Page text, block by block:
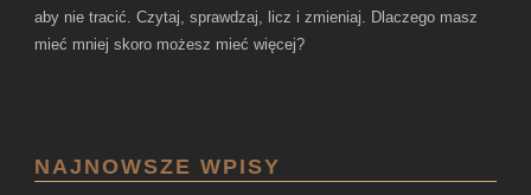
aby nie tracić. Czytaj, sprawdzaj, licz i zmieniaj. Dlaczego masz
mieć mniej skoro możesz mieć więcej?
NAJNOWSZE WPISY